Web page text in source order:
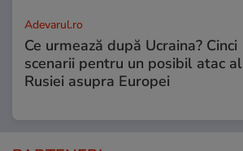
Adevarul.ro
Ce urmează după Ucraina? Cinci
scenarii pentru un posibil atac al
Rusiei asupra Europei